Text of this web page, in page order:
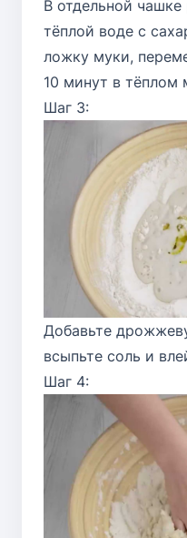
В отдельной
тёплой воде с
ложку муки,
10 минут в тёплом
Шаг 3:
Добавьте
всыпьте соль и
Шаг 4: